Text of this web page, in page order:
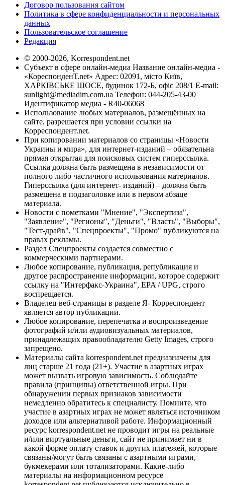
Договор пользования сайтом
Политика в сфере конфиденциальности и персональных
данных
Пользовательское соглашение
Редакция
© 2000-2026, Korrespondent.net
Субъект в сфере онлайн-медиа Название онлайн-медиа -
«КореспонденТ.net» Адрес: 02091, місто Київ,
ХАРКІВСЬКЕ ШОСЕ, будинок 172-Б, офіс 208/1 E-mail:
sunlight@mediadim.com.ua Телефон: 044-205-43-00
Идентификатор медиа - R40-06068
Использование любых материалов, размещённых на
сайте, разрешается при условии ссылки на
Корреспондент.net.
При копировании материалов со страницы «Новости
Украины и мира», для интернет-изданий – обязательна
прямая открытая для поисковых систем гиперссылка.
Ссылка должна быть размещена в независимости от
полного либо частичного использования материалов.
Гиперссылка (для интернет- изданий) – должна быть
размещена в подзаголовке или в первом абзаце
материала.
Новости с пометками "Мнение", "Экспертиза",
"Заявление", "Регионы", "Деньги", "Власть", "Выборы",
"Тест-драйв", "Спецпроекты", "Промо" публикуются на
правах рекламы.
Раздел Спецпроекты создается совместно с
коммерческими партнерами.
Любое копирование, публикация, републикация и
другое распространение информации, которое содержит
ссылку на "Интерфакс-Украина", EPA / UPG, строго
воспрещается.
Владелец веб-страницы в разделе Я- Корреспондент
является автор публикации.
Любое копирование, перепечатка и воспроизведение
фотографий и/или аудиовизуальных материалов,
принадлежащих правообладателю Getty Images, строго
запрещено.
Материалы сайта korrespondent.net предназначены для
лиц старше 21 года (21+). Участие в азартных играх
может вызвать игровую зависимость. Соблюдайте
правила (принципы) ответственной игры. При
обнаружении первых признаков зависимости
немедленно обратитесь к специалисту. Помните, что
участие в азартных играх не может являться источником
доходов или альтернативой работе. Информационный
ресурс korrespondent.net не проводит игры на реальные
и/или виртуальные деньги, сайт не принимает ни в
какой форме оплату ставок и других платежей, которые
связаны/могут быть связаны с азартными играми,
букмекерами или тотализаторами. Какие-либо
материалы на информационном ресурсе